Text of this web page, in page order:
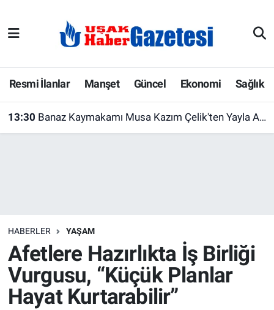
Resmi İlanlar Manşet Güncel Ekonomi Sağlık
13:30 Banaz Kaymakamı Musa Kazım Çelik'ten Yayla Akar Et Entegre Tesisi'ne Ziyaret
HABERLER YAŞAM
Afetlere Hazırlıkta İş Birliği
Vurgusu, “Küçük Planlar
Hayat Kurtarabilir”
E-Gazete
Ekonomi
Köşe Yazarları
Kültür Sanat
Manşet
Uşak Hava Durumu
Uşak Trafik Yoğunluk Haritası